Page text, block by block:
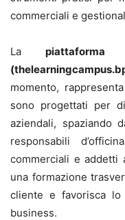
commerciali e
La
momento,
sono progettati per
aziendali, spaziando
responsabili
commerciali e addetti
una formazione
cliente e favorisca
business.